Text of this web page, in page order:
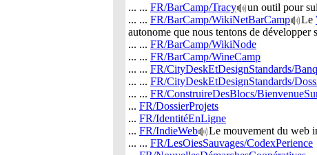
... ... FR/BarCamp/Tracy
un outil pour
... ... FR/BarCamp/WikiNetBarCamp Le
autonome que nous tentons de développer
... ... FR/BarCamp/WikiNode
... ... FR/BarCamp/WineCamp
... ... FR/CityDeskEtDesignStandards/
... ... FR/CityDeskEtDesignStandards/
... ... FR/ConstruireDesBlocs/
... FR/DossierProjets
... FR/IdentitéEnLigne
... FR/IndieWeb
Le mouvement du web
... ... FR/LesOiesSauvages/CodexPerience